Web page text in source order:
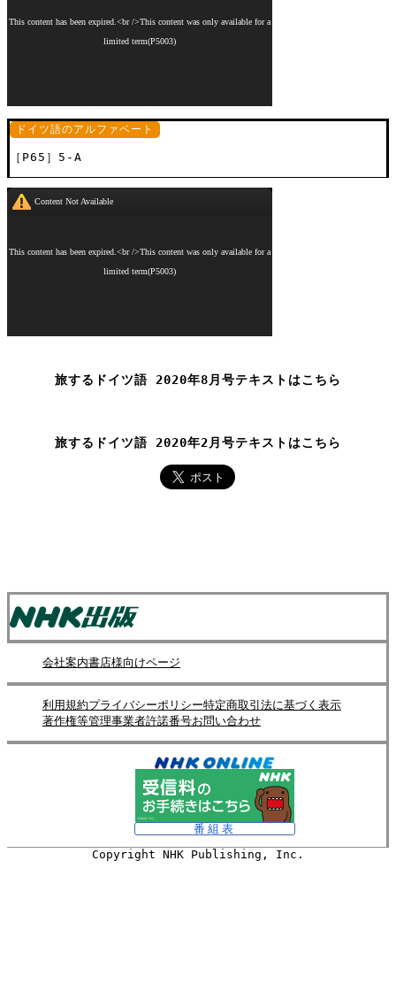
ドイツ語のアルファベート
［P65］5-A
旅するドイツ語 2020年8月号テキストはこちら
旅するドイツ語 2020年2月号テキストはこちら
会社案内書店様向けページ
利用規約プライバシーポリシー特定商取引法に基づく表示
著作権等管理事業者許諾番号お問い合わせ
番組表
Copyright NHK Publishing, Inc.